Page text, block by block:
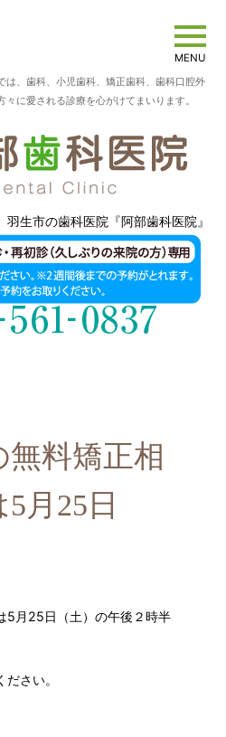
MENU
は、歯科、小児歯科、矯正歯科、歯科口腔外
に愛される診療を心がけてまいります。
羽生市の歯科医院『阿部歯科医院』
無料矯正相
月25日
5月25日（土）の午後２時半
さい。